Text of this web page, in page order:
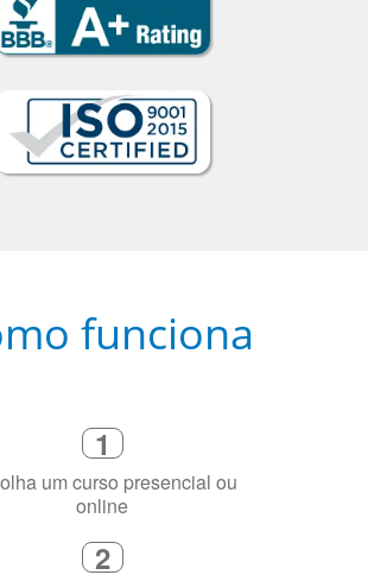
funciona
1
um curso presencial ou
online
2